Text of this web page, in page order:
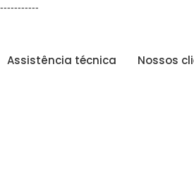
Assistência técnica Nossos